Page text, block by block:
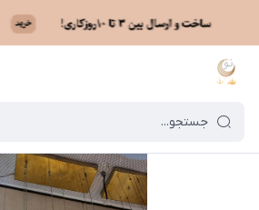
ماه نو / فهرست محصولات